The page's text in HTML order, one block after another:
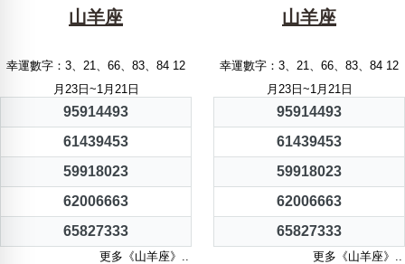
山羊座
幸運數字：3、21、66、83、84 12
月23日~1月21日
95914493
61439453
59918023
62006663
65827333
更多《山羊座》..
山羊座
幸運數字：3、21、66、83、84 12
月23日~1月21日
95914493
61439453
59918023
62006663
65827333
更多《山羊座》..